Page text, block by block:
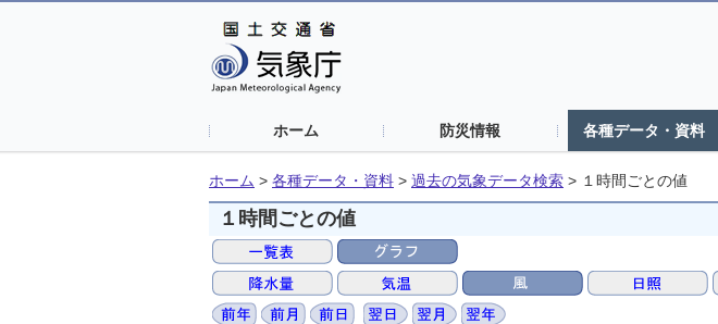
ホーム 防災情報 各種データ・資料
ホーム > 各種データ・資料 > 過去の気象データ検索 > １時間ごとの値
１時間ごとの値